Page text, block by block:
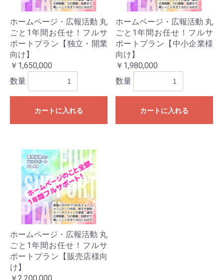
ホームページ・広報活動 丸
ごと1年間お任せ！フルサ
ポートプラン【独立・開業
向け】
￥1,650,000
数量
カートに入れる
ホームページ・広報活動 丸
ごと1年間お任せ！フルサ
ポートプラン【中小企業様
向け】
￥1,980,000
数量
カートに入れる
ホームページ・広報活動 丸
ごと1年間お任せ！フルサ
ポートプラン【販売店様向
け】